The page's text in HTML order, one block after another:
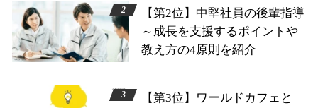
【第2位】中堅社員の後輩指導
～成長を支援するポイントや
教え方の4原則を紹介
【第3位】ワールドカフェと